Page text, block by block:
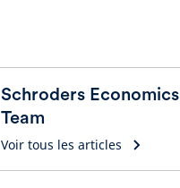
Schroders Economics
Team
Voir tous les articles